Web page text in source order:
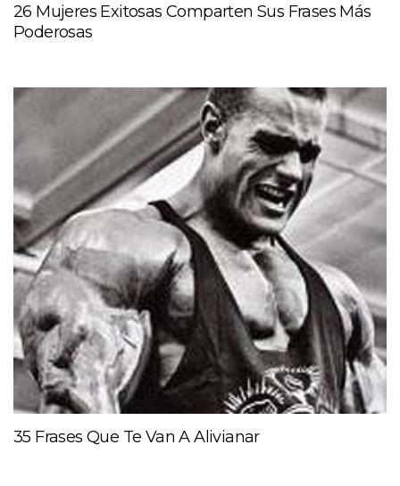
26 Mujeres Exitosas Comparten Sus Frases Más
Poderosas
35 Frases Que Te Van A Alivianar